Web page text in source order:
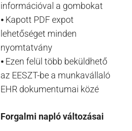
információval a gombokat
⦁ Kapott PDF expot
lehetőséget minden
nyomtatvány
⦁ Ezen felül több beküldhető
az EESZT-be a munkavállaló
EHR dokumentumai közé
Forgalmi napló változásai